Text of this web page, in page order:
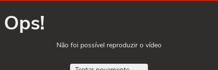
Ops!
Não foi possível reproduzir o vídeo